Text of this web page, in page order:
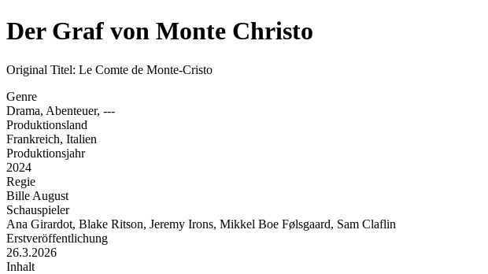
Der Graf von Monte Christo
Original Titel: Le Comte de Monte-Cristo
Genre
Drama, Abenteuer, ---
Produktionsland
Frankreich, Italien
Produktionsjahr
2024
Regie
Bille August
Schauspieler
Ana Girardot, Blake Ritson, Jeremy Irons, Mikkel Boe Følsgaard, Sam Claflin
Erstveröffentlichung
26.3.2026
Inhalt